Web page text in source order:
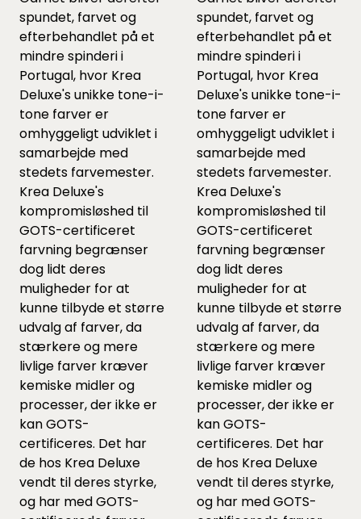
spundet, farvet og
efterbehandlet på et
mindre spinderi i
Portugal, hvor Krea
Deluxe's unikke tone-i-
tone farver er
omhyggeligt udviklet i
samarbejde med
stedets farvemester.
Krea Deluxe's
kompromisløshed til
GOTS-certificeret
farvning begrænser
dog lidt deres
muligheder for at
kunne tilbyde et større
udvalg af farver, da
stærkere og mere
livlige farver kræver
kemiske midler og
processer, der ikke er
kan GOTS-
certificeres. Det har
de hos Krea Deluxe
vendt til deres styrke,
og har med GOTS-
spundet, farvet og
efterbehandlet på et
mindre spinderi i
Portugal, hvor Krea
Deluxe's unikke tone-i-
tone farver er
omhyggeligt udviklet i
samarbejde med
stedets farvemester.
Krea Deluxe's
kompromisløshed til
GOTS-certificeret
farvning begrænser
dog lidt deres
muligheder for at
kunne tilbyde et større
udvalg af farver, da
stærkere og mere
livlige farver kræver
kemiske midler og
processer, der ikke er
kan GOTS-
certificeres. Det har
de hos Krea Deluxe
vendt til deres styrke,
og har med GOTS-